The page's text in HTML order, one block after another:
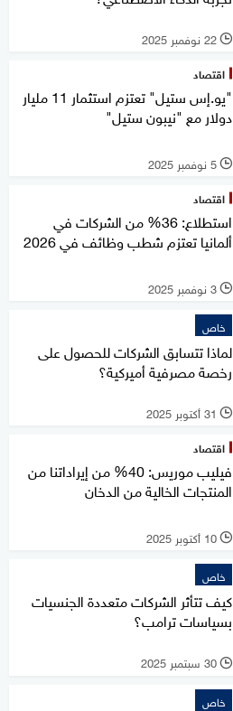
l 22 نوفمبر 2025
اقتصاد
"يو.إس ستيل" تعتزم استثمار 11 مليار
دولار مع "نيبون ستيل"
l 5 نوفمبر 2025
اقتصاد
استطلاع: 36% من الشركات في
ألمانيا تعتزم شطب وظائف في 2026
l 3 نوفمبر 2025
خاص
لماذا تتسابق الشركات للحصول على
رخصة مصرفية أميركية؟
l 31 أكتوبر 2025
اقتصاد
فيليب موريس: 40% من إيراداتنا من
المنتجات الخالية من الدخان
l 10 أكتوبر 2025
خاص
كيف تتأثر الشركات متعددة الجنسيات
بسياسات ترامب؟
l 30 سبتمبر 2025
خاص